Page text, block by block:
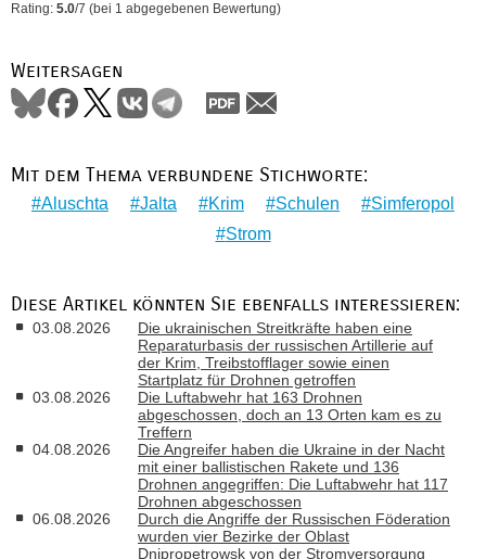
Rating: 5.0/7 (bei 1 abgegebenen Bewertung)
Weitersagen
Mit dem Thema verbundene Stichworte:
Aluschta Jalta Krim Schulen
Simferopol
Strom
Diese Artikel könnten Sie ebenfalls interessieren:
03.08.2026
Die ukrainischen Streitkräfte haben eine
Reparaturbasis der russischen Artillerie auf
der Krim, Treibstofflager sowie einen
Startplatz für Drohnen getroffen
03.08.2026
Die Luftabwehr hat 163 Drohnen
abgeschossen, doch an 13 Orten kam es zu
Treffern
04.08.2026
Die Angreifer haben die Ukraine in der Nacht
mit einer ballistischen Rakete und 136
Drohnen angegriffen: Die Luftabwehr hat 117
Drohnen abgeschossen
06.08.2026
Durch die Angriffe der Russischen Föderation
wurden vier Bezirke der Oblast
Dnipropetrowsk von der Stromversorgung